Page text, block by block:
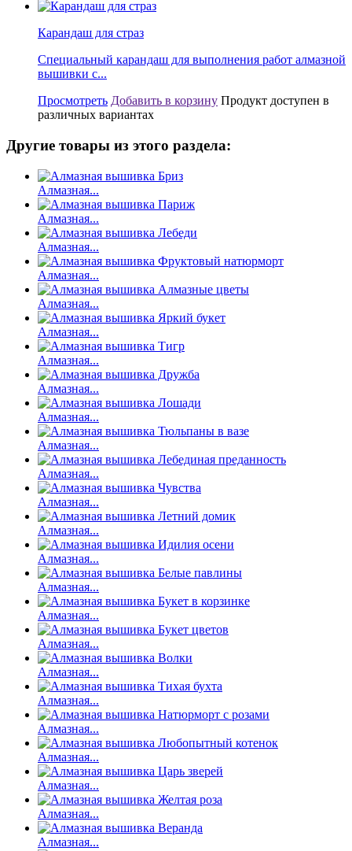
Карандаш для страз
Специальный карандаш для выполнения работ алмазной
вышивки с...
Просмотреть Добавить в корзину Продукт доступен в
различных вариантах
Другие товары из этого раздела:
Алмазная...
Алмазная...
Алмазная...
Алмазная...
Алмазная...
Алмазная...
Алмазная...
Алмазная...
Алмазная...
Алмазная...
Алмазная...
Алмазная...
Алмазная...
Алмазная...
Алмазная...
Алмазная...
Алмазная...
Алмазная...
Алмазная...
Алмазная...
Алмазная...
Алмазная...
Алмазная...
Алмазная...